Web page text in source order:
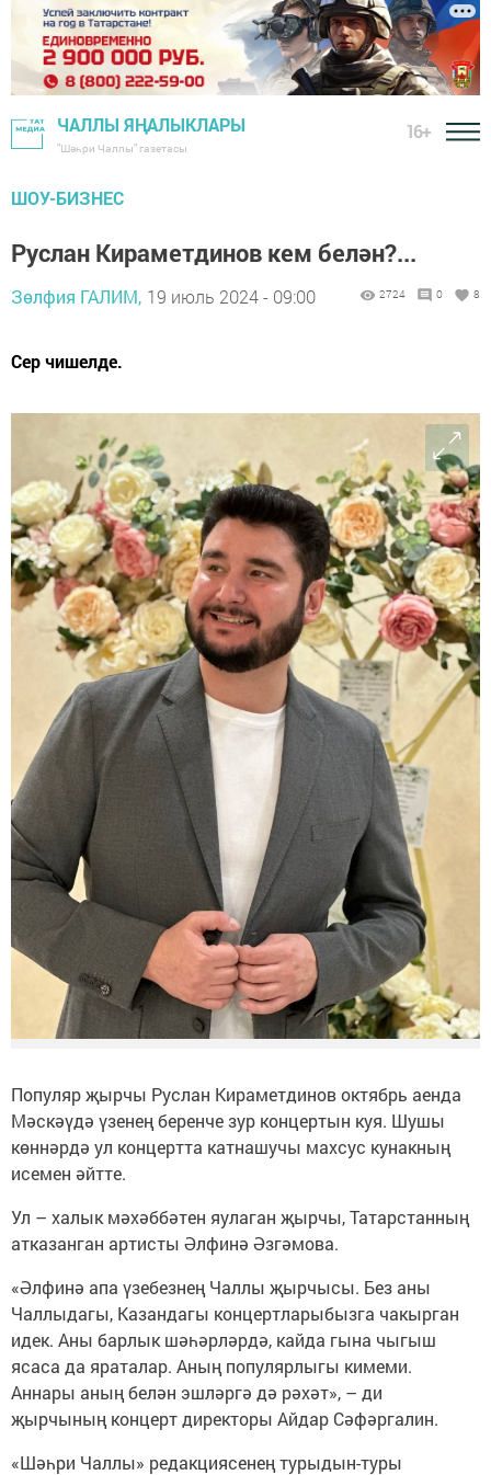
ЧАЛЛЫ ЯҢАЛЫКЛАРЫ
"Шәһри Чаллы" газетасы
16+
ШОУ-БИЗНЕС
Руслан Кираметдинов кем белән?...
Зөлфия ГАЛИМ, 19 июль 2024 - 09:00 2724 0 8
Сер чишелде.
Популяр җырчы Руслан Кираметдинов октябрь аенда
Мәскәүдә үзенең беренче зур концертын куя. Шушы
көннәрдә ул концертта катнашучы махсус кунакның
исемен әйтте.
Ул – халык мәхәббәтен яулаган җырчы, Татарстанның
атказанган артисты Әлфинә Әзгәмова.
«Әлфинә апа үзебезнең Чаллы җырчысы. Без аны
Чаллыдагы, Казандагы концертларыбызга чакырган
идек. Аны барлык шәһәрләрдә, кайда гына чыгыш
ясаса да яраталар. Аның популярлыгы кимеми.
Аннары аның белән эшләргә дә рәхәт», – ди
җырчының концерт директоры Айдар Сәфәргалин.
«Шәһри Чаллы» редакциясенең турыдын-туры